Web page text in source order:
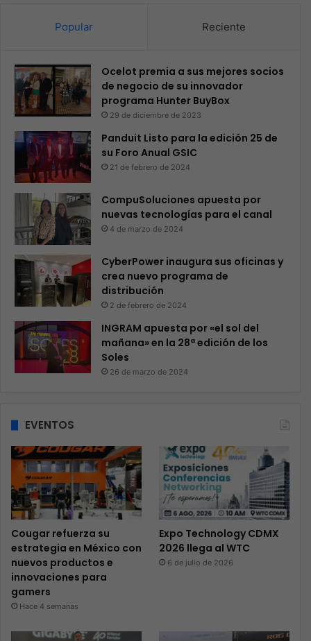
Popular Reciente
Ocelot premia a sus mejores socios
de negocio de su innovador
programa Hunter BuyBox
29 de diciembre de 2023
Panduit Listo para la edición 25 de
su Foro Anual GSIC
21 de febrero de 2024
CompuSoluciones apuesta por
nuevas tecnologías para el canal
4 de marzo de 2024
CyberPower inaugura sus oficinas y
crea nuevo programa de
distribución
2 de febrero de 2024
INGRAM apuesta por «el sol del
mañana» en la 28ª edición de los
Soles
26 de marzo de 2024
EVENTOS
Cougar refuerza su
estrategia en México con
nuevos productos e
innovaciones para
gamers
Hace 4 semanas
Expo Technology CDMX
2026 llega al WTC
6 de julio de 2026